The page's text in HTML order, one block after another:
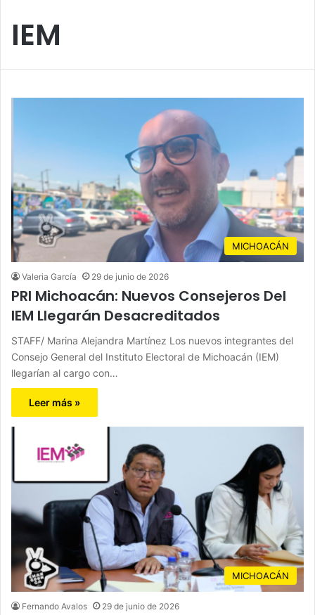
IEM
MICHOACÁN
Valeria García 29 de junio de 2026
PRI Michoacán: Nuevos Consejeros Del
IEM Llegarán Desacreditados
STAFF/ Marina Alejandra Martínez Los nuevos integrantes del
Consejo General del Instituto Electoral de Michoacán (IEM)
llegarían al cargo con…
Leer más »
MICHOACÁN
Fernando Avalos 29 de junio de 2026